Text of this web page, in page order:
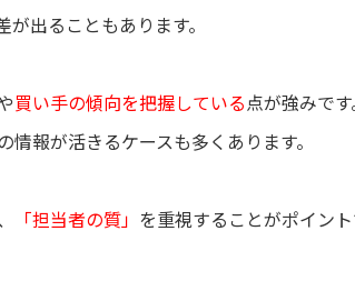
出ることもあります。
買い手の傾向を把握している点が強みです
報が活きるケースも多くあります。
「担当者の質」 を重視することがポイント